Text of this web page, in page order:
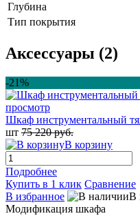
Глубина
Тип покрытия
Аксессуары (2)
-21%
просмотр
Шкаф инструментальный
шт 75 220 руб.
В корзину
Подробнее
Купить в 1 клик Сравнение
В избранное
В
Модификация шкафа